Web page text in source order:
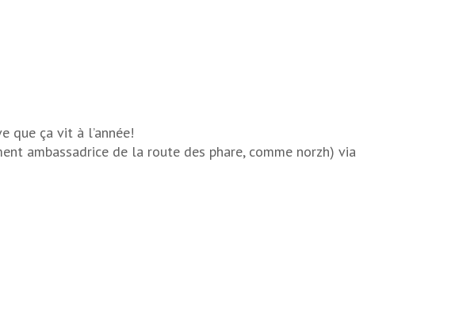
que ça vit à l’année!
ambassadrice de la route des phare, comme norzh) via